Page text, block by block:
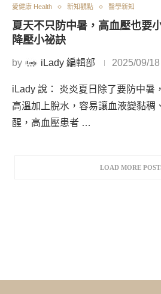
愛健康 Health 新知觀點 醫學新知
夏天不只防中暑，高血壓也要
降壓小祕訣
by iLady 編輯部 2025/09/18
iLady 說： 炎炎夏日除了要防中暑
高溫加上脫水，容易讓血液變黏稠
醒，高血壓患者 …
LOAD MORE